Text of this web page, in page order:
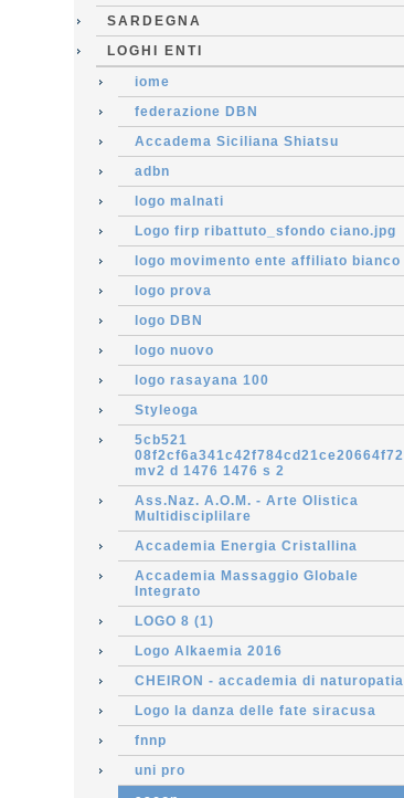
SARDEGNA
LOGHI ENTI
iome
federazione DBN
Accadema Siciliana Shiatsu
adbn
logo malnati
Logo firp ribattuto_sfondo ciano.jpg
logo movimento ente affiliato bianco
logo prova
logo DBN
logo nuovo
logo rasayana 100
Styleoga
5cb521
08f2cf6a341c42f784cd21ce20664f72
mv2 d 1476 1476 s 2
Ass.Naz. A.O.M. - Arte Olistica
Multidisciplilare
Accademia Energia Cristallina
Accademia Massaggio Globale
Integrato
LOGO 8 (1)
Logo Alkaemia 2016
CHEIRON - accademia di naturopatia
Logo la danza delle fate siracusa
fnnp
uni pro